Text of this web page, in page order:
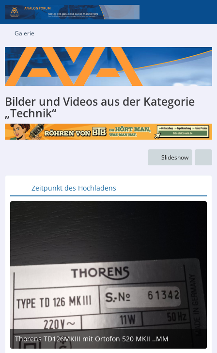
Galerie
Bilder und Videos aus der Kategorie
„Technik“
Slideshow
Zeitpunkt des Hochladens
Thorens TD126MKIII mit Ortofon 520 MKII ..MM
8. August 2026 um 17:50